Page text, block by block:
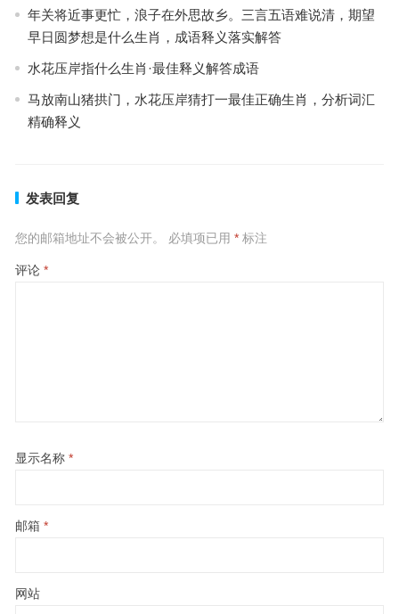
年关将近事更忙，浪子在外思故乡。三言五语难说清，期望
早日圆梦想是什么生肖，成语释义落实解答
水花压岸指什么生肖·最佳释义解答成语
马放南山猪拱门，水花压岸猜打一最佳正确生肖，分析词汇
精确释义
发表回复
您的邮箱地址不会被公开。 必填项已用 *标注
评论 *
显示名称 *
邮箱 *
网站